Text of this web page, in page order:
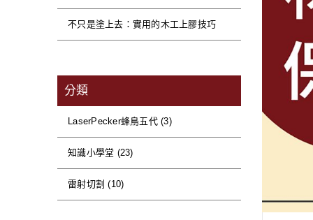
不只是塗上去：實用的木工上膠技巧
分類
LaserPecker蜂鳥五代 (3)
知識小學堂 (23)
雷射切割 (10)
APP操作步驟： a.選擇您要雕刻的
刻。 ※使用APP隨身碟功能時，只能執行預覽、開始雷射雕刻、暫停雷射雕刻、繼續雷射雕刻和停止雷射雕刻等操作。 ※儲存在隨身
碟的檔案無法在APP
現隨身碟圖示，請點擊他
刻位置。 e.開始雕刻。 ※使用LDS軟體中的隨身碟功能時，只能執行預覽、開始雷射雕刻、暫停雷
雷射雕刻等操作。 ※儲存在USB上的檔案無法在LDS